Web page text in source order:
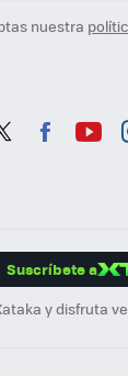
nuestra
Suscríbete a
y disfruta